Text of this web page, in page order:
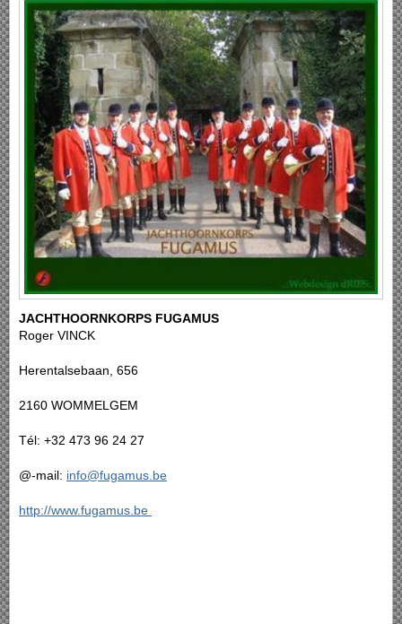
JACHTHOORNKORPS FUGAMUS
Roger VINCK
Herentalsebaan, 656
2160 WOMMELGEM
Tél: +32 473 96 24 27
@-mail: info@fugamus.be
http://www.fugamus.be